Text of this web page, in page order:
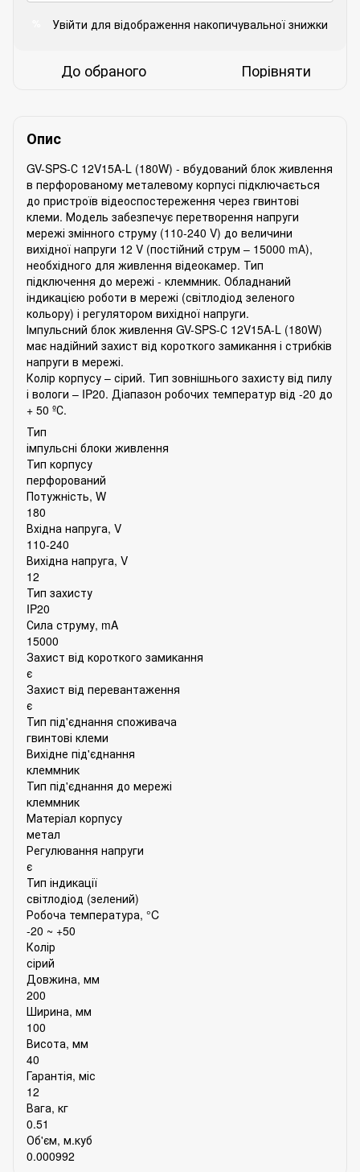
Увійти для відображення накопичувальної знижки
До обраного Порівняти
Опис
GV-SPS-С 12V15A-L (180W) - вбудований блок живлення
в перфорованому металевому корпусі підключається
до пристроїв відеоспостереження через гвинтові
клеми. Модель забезпечує перетворення напруги
мережі змінного струму (110-240 V) до величини
вихідної напруги 12 V (постійний струм – 15000 mА),
необхідного для живлення відеокамер. Тип
підключення до мережі - клеммник. Обладнаний
індикацією роботи в мережі (світлодіод зеленого
кольору) і регулятором вихідної напруги.
Імпульсний блок живлення GV-SPS-С 12V15A-L (180W)
має надійний захист від короткого замикання і стрибків
напруги в мережі.
Колір корпусу – сірий. Тип зовнішнього захисту від пилу
і вологи – IP20. Діапазон робочих температур від -20 до
+ 50 ºС.
Тип
імпульсні блоки живлення
Тип корпусу
перфорований
Потужність, W
180
Вхідна напруга, V
110-240
Вихідна напруга, V
12
Тип захисту
IP20
Сила струму, mA
15000
Захист від короткого замикання
є
Захист від перевантаження
є
Тип під'єднання споживача
гвинтові клеми
Вихідне під'єднання
клеммник
Тип під'єднання до мережі
клеммник
Матеріал корпусу
метал
Регулювання напруги
є
Тип індикації
світлодіод (зелений)
Робоча температура, °C
-20 ~ +50
Колір
сірий
Довжина, мм
200
Ширина, мм
100
Висота, мм
40
Гарантія, міс
12
Вага, кг
0.51
Об'єм, м.куб
0.000992